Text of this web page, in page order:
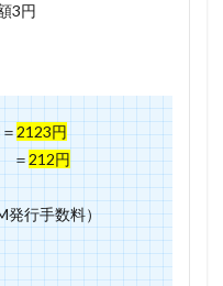
3円
2123円
＝212円
発行手数料）